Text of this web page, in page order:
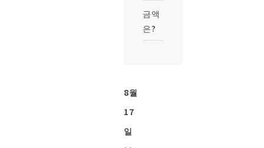
금액
은?
8월
17
일